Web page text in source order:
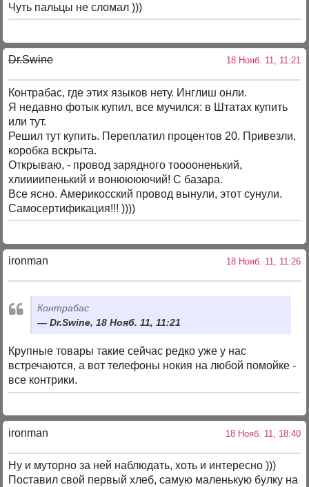
Чуть пальцы не сломал )))
Dr.Swine 18 Нояб. 11, 11:21
Контрабас, где этих языков нету. Инглиш онли.
Я недавно фотык купил, все мучился: в Штатах купить
или тут.
Решил тут купить. Переплатил процентов 20. Привезли,
коробка вскрыта.
Открываю, - провод зарядного тооооненький,
хлиииипенький и вонюююючий! С базара.
Все ясно. Америкосский провод вынули, этот сунули.
Самосертификация!!! ))))
ironman 18 Нояб. 11, 11:26
Контрабас
Dr.Swine, 18 Нояб. 11, 11:21
Крупные товары такие сейчас редко уже у нас
встречаются, а вот телефоны нокия на любой помойке -
все контрики.
ironman 18 Нояб. 11, 18:40
Ну и муторно за ней наблюдать, хоть и интересно )))
Поставил свой первый хлеб, самую маленькую булку на